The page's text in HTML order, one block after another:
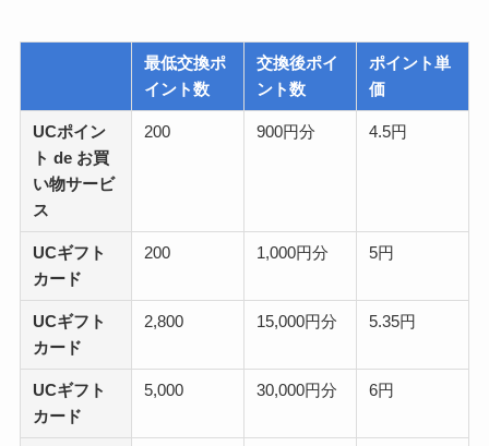
最低交換ポ
イント数
交換後ポイ
ント数
ポイント単
価
UCポイン
ト de お買
い物サービ
ス
200 900円分 4.5円
UCギフト
カード
200 1,000円分 5円
UCギフト
カード
2,800 15,000円分 5.35円
UCギフト
カード
5,000 30,000円分 6円